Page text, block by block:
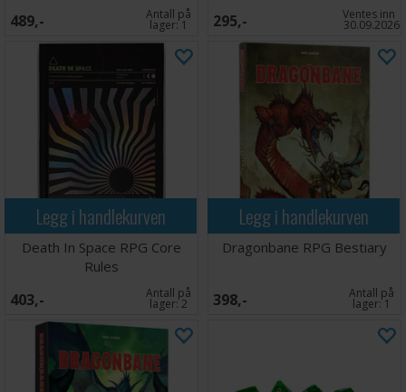
489,- Antall på
lager:1 295,- Ventes inn
30.09.2026
Legg i handlekurven
Death In Space RPG Core
Rules
403,- Antall på
lager:2
Legg i handlekurven
Dragonbane RPG Bestiary
398,- Antall på
lager:1